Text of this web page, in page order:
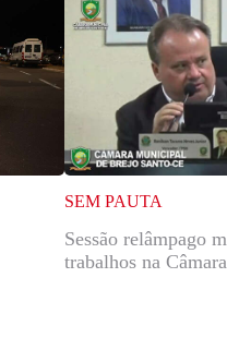
SEM PAUTA
Sessão relâmpago
trabalhos na